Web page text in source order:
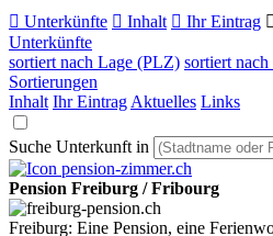
 Unterkünfte  Inhalt  Ihr Eintrag 
Unterkünfte
sortiert nach Lage (PLZ) sortiert nach
Sortierungen
Inhalt Ihr Eintrag Aktuelles Links
Suche Unterkunft in
Pension Freiburg / Fribourg
Freiburg: Eine Pension, eine